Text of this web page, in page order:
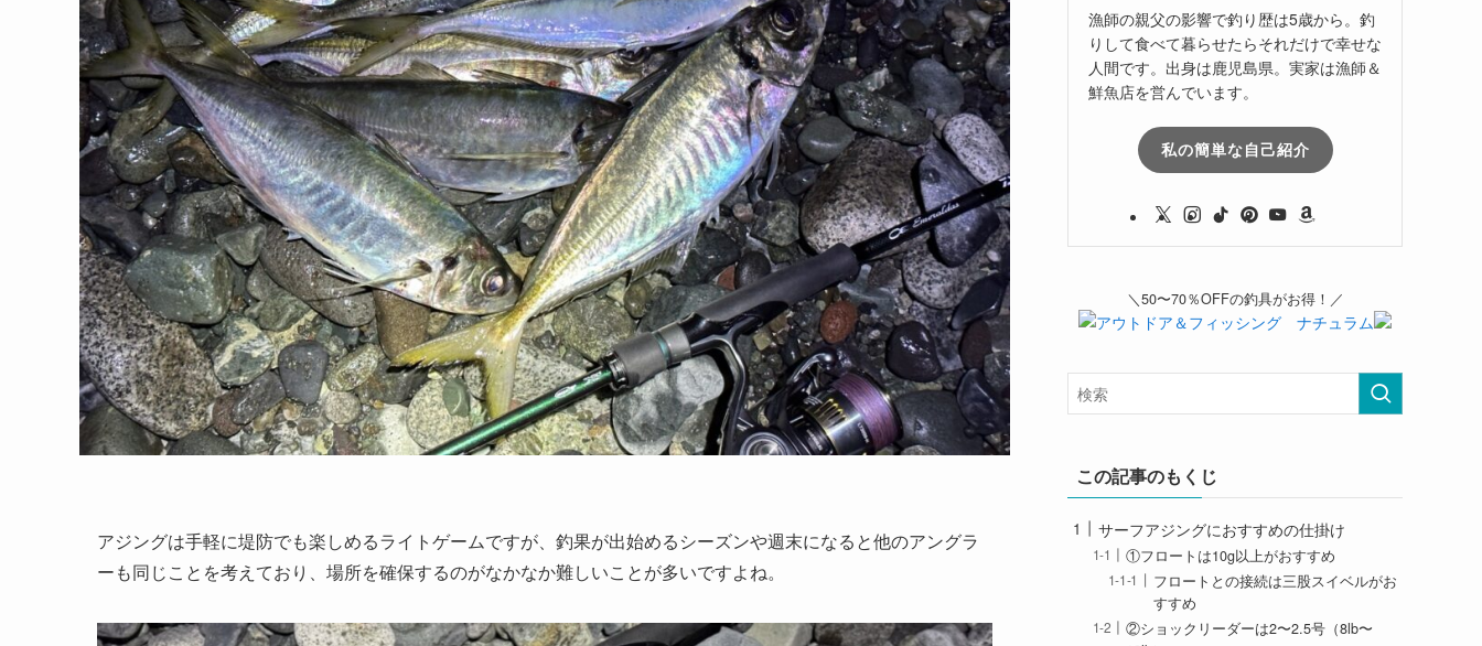
アジングは手軽に堤防でも楽しめるライトゲームですが、釣果が出始めるシーズンや週末になると他のアングラ
ーも同じことを考えており、場所を確保するのがなかなか難しいことが多いですよね。
漁師の親父の影響で釣り歴は5歳から。釣
りして食べて暮らせたらそれだけで幸せな
人間です。出身は鹿児島県。実家は漁師＆
鮮魚店を営んでいます。
私の簡単な自己紹介
＼50〜70％OFFの釣具がお得！／
この記事のもくじ
サーフアジングにおすすめの仕掛け
①フロートは10g以上がおすすめ
フロートとの接続は三股スイベルがお
すすめ
②ショックリーダーは2〜2.5号（8lb〜